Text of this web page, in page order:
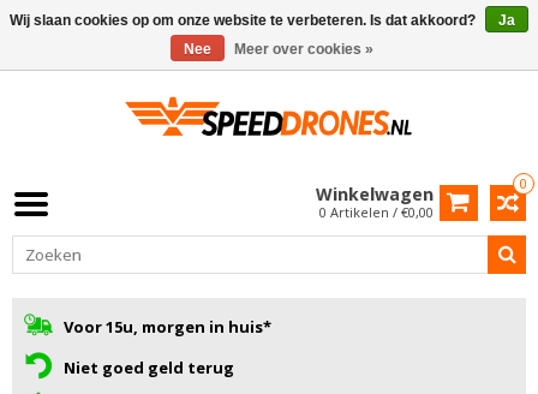
0
Winkelwagen
0 Artikelen / €0,00
Voor 15u, morgen in huis*
Niet goed geld terug
Wij slaan cookies op om onze website te verbeteren. Is dat akkoord?
Ja
Nee
Meer over cookies »